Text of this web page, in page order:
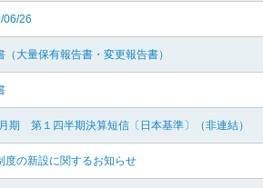
06/26
（大量保有報告書・変更報告書）
期 第１四半期決算短信〔日本基準〕（非連結）
度の新設に関するお知らせ